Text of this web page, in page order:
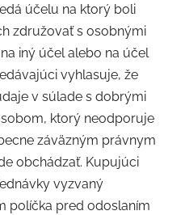
účelu na ktorý boli
združovať s osobnými
iný účel alebo na účel
vyhlasuje, že
v súlade s dobrými
ktorý neodporuje
záväzným právnym
obchádzať. Kupujúci
vyzvaný
políčka pred odoslaním